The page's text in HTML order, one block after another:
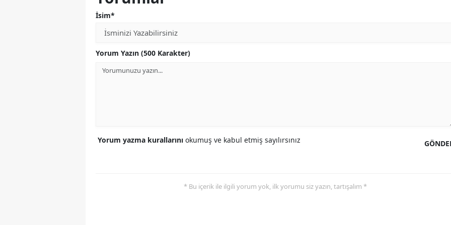
İsim*
Yorum Yazın (500 Karakter)
Yorum yazma kurallarını okumuş ve kabul etmiş sayılırsınız
* Bu içerik ile ilgili yorum yok, ilk yorumu siz yazın, tartışalım *